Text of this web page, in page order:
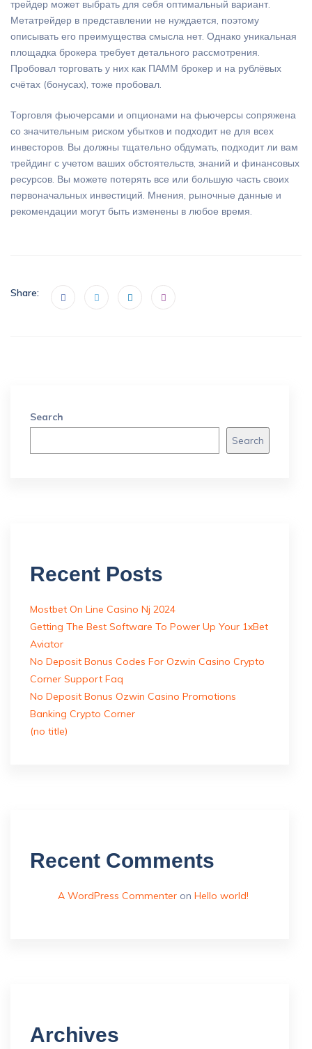
трейдер может выбрать для себя оптимальный вариант.
Метатрейдер в представлении не нуждается, поэтому
описывать его преимущества смысла нет. Однако уникальная
площадка брокера требует детального рассмотрения.
Пробовал торговать у них как ПАММ брокер и на рублёвых
счётах (бонусах), тоже пробовал.
Торговля фьючерсами и опционами на фьючерсы сопряжена
со значительным риском убытков и подходит не для всех
инвесторов. Вы должны тщательно обдумать, подходит ли вам
трейдинг с учетом ваших обстоятельств, знаний и финансовых
ресурсов. Вы можете потерять все или большую часть своих
первоначальных инвестиций. Мнения, рыночные данные и
рекомендации могут быть изменены в любое время.
Share:
Search
Search
Recent Posts
Mostbet On Line Casino Nj 2024
Getting The Best Software To Power Up Your 1xBet
Aviator
No Deposit Bonus Codes For Ozwin Casino Crypto
Corner Support Faq
No Deposit Bonus Ozwin Casino Promotions
Banking Crypto Corner
(no title)
Recent Comments
A WordPress Commenter on Hello world!
Archives